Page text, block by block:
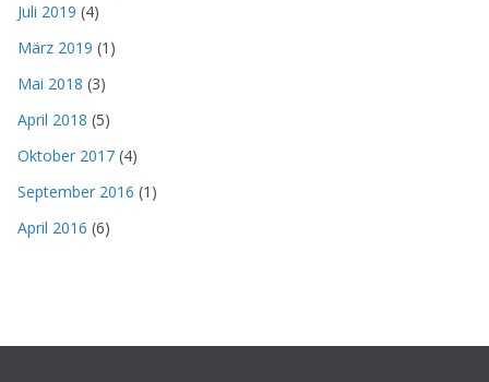
Juli 2019 (4)
März 2019 (1)
Mai 2018 (3)
April 2018 (5)
Oktober 2017 (4)
September 2016 (1)
April 2016 (6)